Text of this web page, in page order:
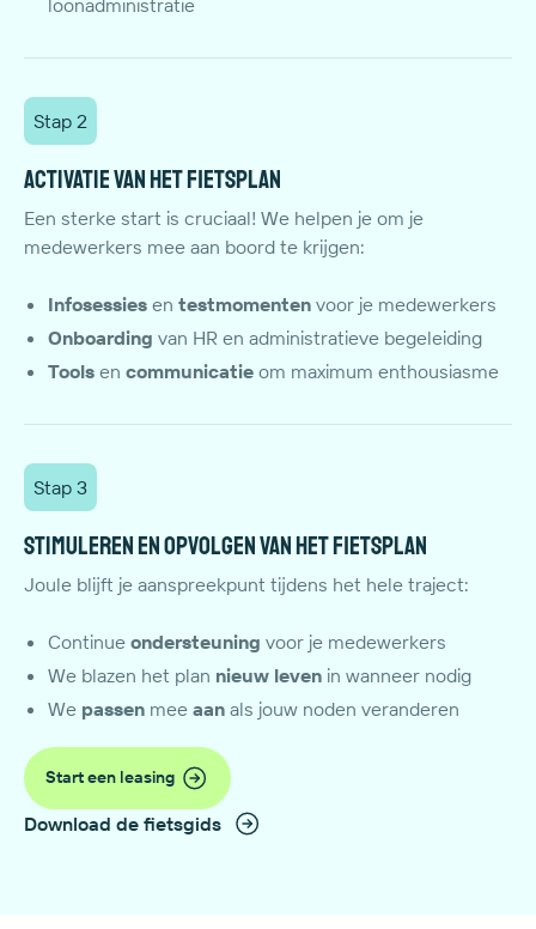
Stap 2
Activatie van het fietsplan
Een sterke start is cruciaal! We helpen je om je
medewerkers mee aan boord te krijgen:
Infosessies en testmomenten voor je medewerkers
Onboarding van HR en administratieve begeleiding
Tools en communicatie om maximum enthousiasme
Stap 3
Stimuleren en opvolgen van het fietsplan
Joule blijft je aanspreekpunt tijdens het hele traject:
Continue ondersteuning voor je medewerkers
We blazen het plan nieuw leven in wanneer nodig
We passen mee aan als jouw noden veranderen
Start een leasing
Download de fietsgids